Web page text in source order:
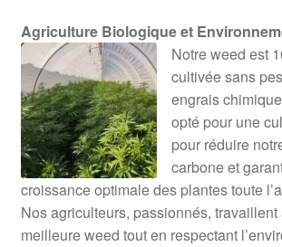
Agriculture Biologique et
Notre weed est
cultivée sans
engrais
opté pour une
pour réduire
carbone et
croissance optimale des plantes toute
Nos agriculteurs, passionnés,
meilleure weed tout en respectant